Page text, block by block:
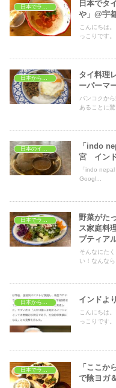
日本でタ
や」@宇
こんにちは
っこりです
タイ料理
ーパーマ
バンコクか
あることに
日本のインドレストラン
「indo
宮 インド
「indo
Googl...
日本でランチ
野菜がた
ス家庭料
プティア
そんなにた
い！なんな
日本から見たインド インドよ
こんにちは
っこりです
「ここか
で陰ヨガ